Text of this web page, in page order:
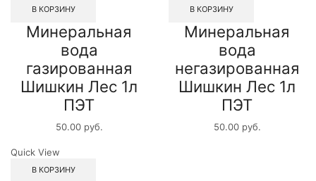
В КОРЗИНУ
Минеральная
вода
газированная
Шишкин Лес 1л
ПЭТ
50.00 руб.
В КОРЗИНУ
Минеральная
вода
негазированная
Шишкин Лес 1л
ПЭТ
50.00 руб.
Quick View
В КОРЗИНУ